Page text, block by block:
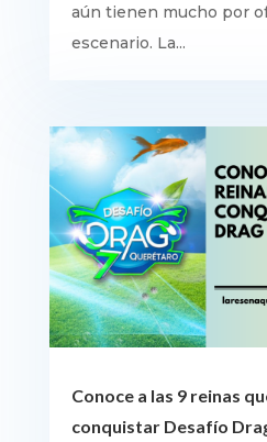
aún tienen mucho por
escenario. La...
Conoce a las 9 reinas
conquistar Desafío